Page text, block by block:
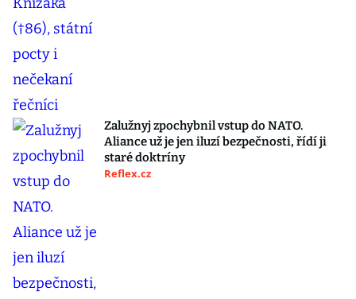
Zalužnyj zpochybnil vstup do NATO.
Aliance už je jen iluzí bezpečnosti, řídí ji
staré doktríny
Reflex.cz